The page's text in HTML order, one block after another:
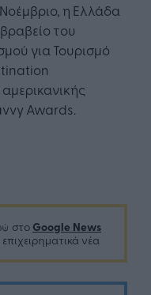
η Ελλάδα
του
για Τουρισμό
Awards.
στο Google News
νέα